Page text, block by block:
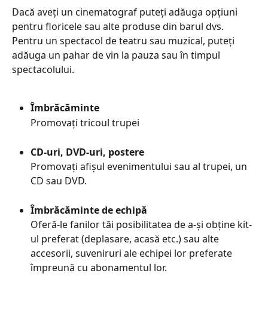
Dacă aveți un cinematograf puteți adăuga opțiuni
pentru floricele sau alte produse din barul dvs.
Pentru un spectacol de teatru sau muzical, puteți
adăuga un pahar de vin la pauza sau în timpul
spectacolului.
Îmbrăcăminte
Promovați tricoul trupei
CD-uri, DVD-uri, postere
Promovați afișul evenimentului sau al trupei, un
CD sau DVD.
Îmbrăcăminte de echipă
Oferă-le fanilor tăi posibilitatea de a-și obține kit-
ul preferat (deplasare, acasă etc.) sau alte
accesorii, suveniruri ale echipei lor preferate
împreună cu abonamentul lor.